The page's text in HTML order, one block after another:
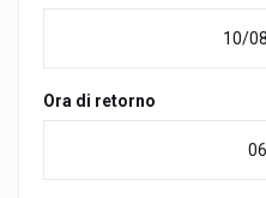
Ora di retorno